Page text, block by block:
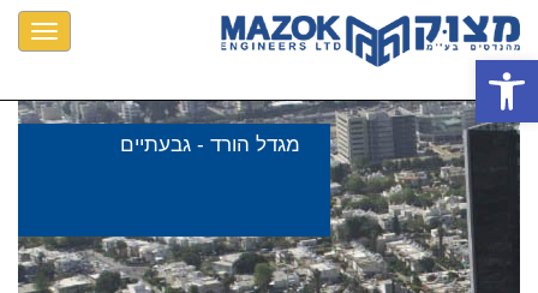
פתח סרגל נגישות
מגדל הורד - גבעתיים